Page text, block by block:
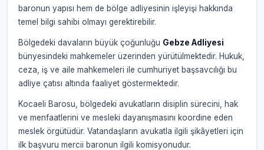
baronun yapısı hem de bölge adliyesinin işleyişi hakkında
temel bilgi sahibi olmayı gerektirebilir.
Bölgedeki davaların büyük çoğunluğu Gebze Adliyesi
bünyesindeki mahkemeler üzerinden yürütülmektedir. Hukuk,
ceza, iş ve aile mahkemeleri ile cumhuriyet başsavcılığı bu
adliye çatısı altında faaliyet göstermektedir.
Kocaeli Barosu, bölgedeki avukatların disiplin sürecini, hak
ve menfaatlerini ve mesleki dayanışmasını koordine eden
meslek örgütüdür. Vatandaşların avukatla ilgili şikâyetleri için
ilk başvuru mercii baronun ilgili komisyonudur.